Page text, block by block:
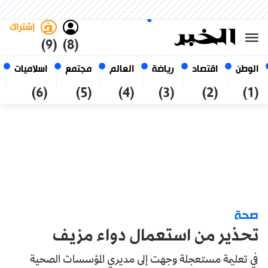
الوطن
(1)
اقتصاد
(2)
رياضة
(3)
العالم
(4)
مجتمع
(5)
اسلاميات
(6)
(8)
إشتراك
(9)
أغسطس 2026
الجزائر
صحة
تحذير من استعمال دواء مزيف
في تعليمة مستعجلة وجهت إلى مديري المؤسسات الصحية